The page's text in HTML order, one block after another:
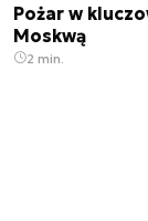
Pożar w
Moskwą
2 min.